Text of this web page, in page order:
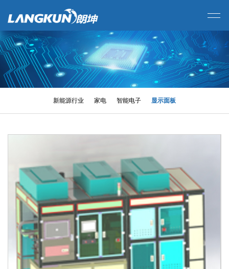
新能源行业 家电 智能电子 显示面板